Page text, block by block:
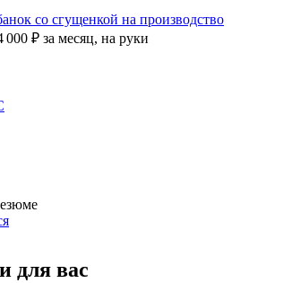
со сгущенкой на производство
000 ₽ за месяц, на руки
для вас